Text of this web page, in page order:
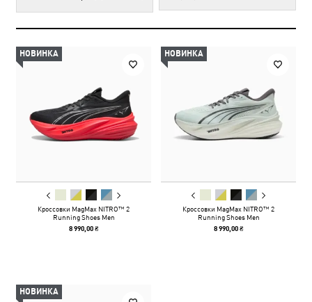
НОВИНКА
Кроссовки MagMax NITRO™ 2
Running Shoes Men
8 990,00 ₴
НОВИНКА
Кроссовки MagMax NITRO™ 2
Running Shoes Men
8 990,00 ₴
НОВИНКА